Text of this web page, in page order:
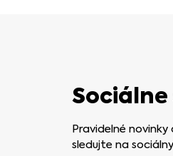
Pravidelné novinky
sledujte na